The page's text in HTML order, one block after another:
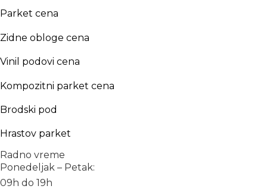
Parket cena
Zidne obloge cena
Vinil podovi cena
Kompozitni parket cena
Brodski pod
Hrastov parket
Radno vreme
Ponedeljak – Petak:
09h do 19h